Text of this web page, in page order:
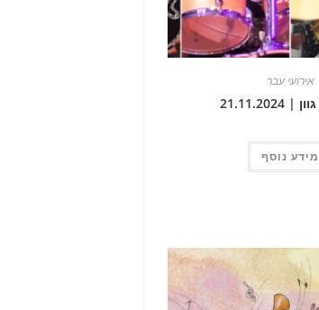
אירועי עבר
מידע נוסף